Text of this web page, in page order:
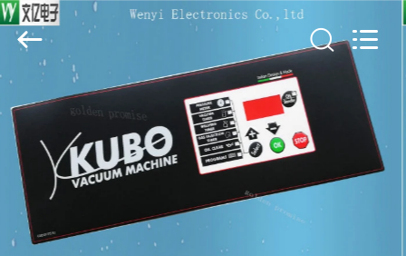
ΣΠΊΤΙ
ΠΡΟΪΌΝΤΑ
ΠΕΡΊΠΟΥ
ΕΜΕΊΣ
Jinyuanhang
Electronic
Technology
Co.,
Reserved.